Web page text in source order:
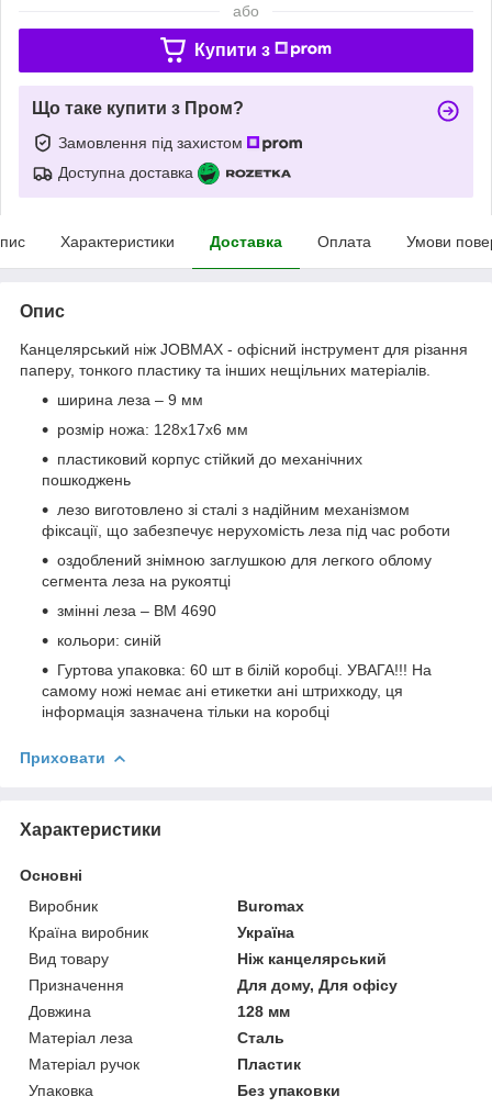
або
Купити з
Що таке купити з Пром?
Замовлення під захистом
Доступна доставка
Характеристики Доставка Оплата Умови
Опис
Канцелярський ніж JOBMAX - офісний інструмент для різання
паперу, тонкого пластику та інших нещільних матеріалів.
ширина леза – 9 мм
розмір ножа: 128х17х6 мм
пластиковий корпус стійкий до механічних
пошкоджень
лезо виготовлено зі сталі з надійним механізмом
фіксації, що забезпечує нерухомість леза під час роботи
оздоблений знімною заглушкою для легкого облому
сегмента леза на рукоятці
змінні леза – ВМ 4690
кольори: синій
Гуртова упаковка: 60 шт в білій коробці. УВАГА!!! На
самому ножі немає ані етикетки ані штрихкоду, ця
інформація зазначена тільки на коробці
Приховати
Характеристики
Основні
Виробник
Buromax
Країна виробник
Україна
Вид товару
Ніж канцелярський
Призначення
Для дому, Для офісу
Довжина
128 мм
Матеріал леза
Сталь
Матеріал ручок
Пластик
Упаковка
Без упаковки